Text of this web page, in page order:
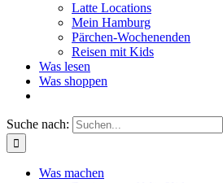
Latte Locations
Mein Hamburg
Pärchen-Wochenenden
Reisen mit Kids
Was lesen
Was shoppen
Suche nach:
Was machen